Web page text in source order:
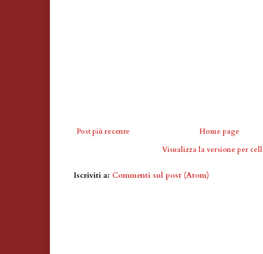
Post più recente
Home page
Visualizza la versione per
Iscriviti a: Commenti sul post (Atom)